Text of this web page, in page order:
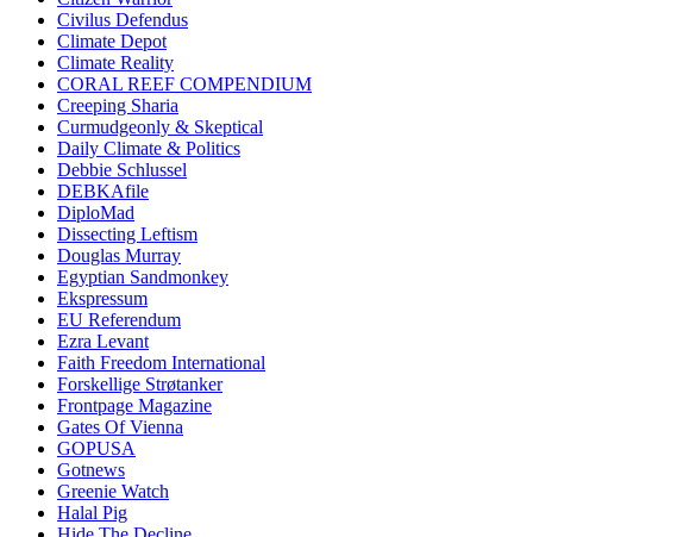
Civilus Defendus
Climate Depot
Climate Reality
CORAL REEF COMPENDIUM
Creeping Sharia
Curmudgeonly & Skeptical
Daily Climate & Politics
Debbie Schlussel
DEBKAfile
DiploMad
Dissecting Leftism
Douglas Murray
Egyptian Sandmonkey
Ekspressum
EU Referendum
Ezra Levant
Faith Freedom International
Forskellige Strøtanker
Frontpage Magazine
Gates Of Vienna
GOPUSA
Gotnews
Greenie Watch
Halal Pig